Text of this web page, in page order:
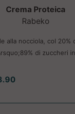
Crema Proteica
Rabeko
alla nocciola, col
di zuccheri